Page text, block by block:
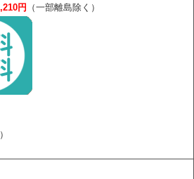
円 （一部離島除く）